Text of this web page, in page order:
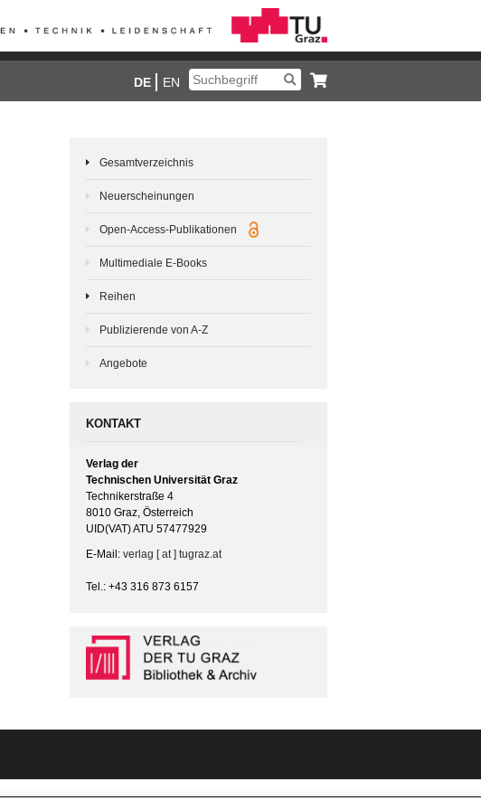
DE EN
Gesamtverzeichnis
Neuerscheinungen
Open-Access-Publikationen
Multimediale E-Books
Reihen
Publizierende von A-Z
Angebote
KONTAKT
Verlag der
Technischen Universität Graz
Technikerstraße 4
8010 Graz, Österreich
UID(VAT) ATU 57477929
E-Mail: verlag [ at ] tugraz.at
Tel.: +43 316 873 6157